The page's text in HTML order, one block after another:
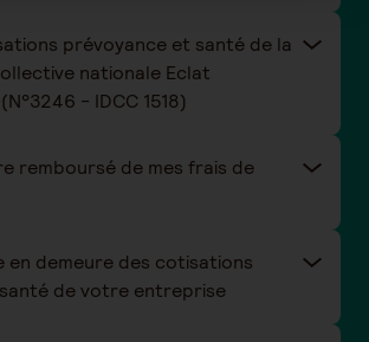
prévoyance et santé de la
nationale Eclat
-(N°3246 - IDCC 1518)
remboursé de mes frais de
en demeure des cotisations
de votre entreprise